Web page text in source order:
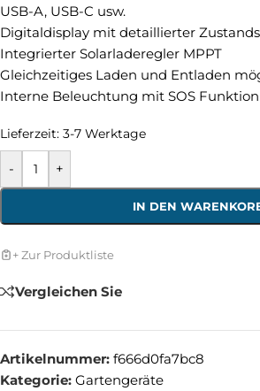
USB-A, USB-C usw.
Digitaldisplay mit detaillierter
Integrierter Solarladeregler MPPT
Gleichzeitiges Laden und Entladen
Interne Beleuchtung mit SOS Funktion
Lieferzeit: 3-7 Werktage
- +
IN DEN
+ Zur Produktliste
Vergleichen Sie
Artikelnummer: f666d0fa7bc8
Kategorie: Gartengeräte